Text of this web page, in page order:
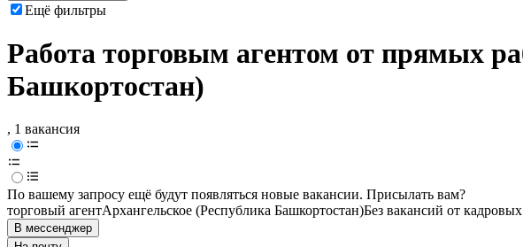
Ещё фильтры
Работа торговым агентом от прямых
Башкортостан)
, 1 вакансия
По вашему запросу ещё будут появляться новые вакансии. Присылать вам?
торговый агентАрхангельское (Республика Башкортостан)Без вакансий от кадровых
В мессенджер